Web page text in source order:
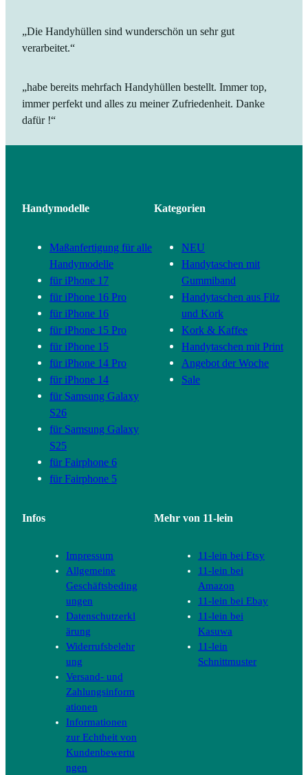
„Die Handyhüllen sind wunderschön un sehr gut
verarbeitet.“
„habe bereits mehrfach Handyhüllen bestellt. Immer top,
immer perfekt und alles zu meiner Zufriedenheit. Danke
dafür !“
Handymodelle
Maßanfertigung für alle
Handymodelle
für iPhone 17
für iPhone 16 Pro
für iPhone 16
für iPhone 15 Pro
für iPhone 15
für iPhone 14 Pro
für iPhone 14
für Samsung Galaxy
S26
für Samsung Galaxy
S25
für Fairphone 6
für Fairphone 5
Kategorien
NEU
Handytaschen mit
Gummiband
Handytaschen aus Filz
und Kork
Kork & Kaffee
Handytaschen mit Print
Angebot der Woche
Sale
Infos
Impressum
Allgemeine
Geschäftsbeding
ungen
Datenschutzerkl
ärung
Widerrufsbelehr
ung
Versand- und
Zahlungsinform
ationen
Informationen
zur Echtheit von
Kundenbewertu
ngen
Mehr von 11-lein
11-lein bei Etsy
11-lein bei
Amazon
11-lein bei Ebay
11-lein bei
Kasuwa
11-lein
Schnittmuster